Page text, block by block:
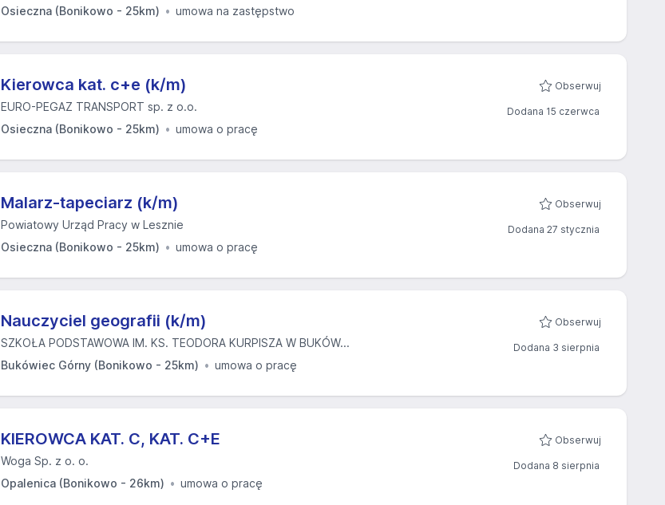
Osieczna (Bonikowo - 25km)
umowa na zastępstwo
Kierowca kat. c+e (k/m)
EURO-PEGAZ TRANSPORT sp. z o.o.
Osieczna (Bonikowo - 25km)
umowa o pracę
Obserwuj
Dodana 15 czerwca
Malarz-tapeciarz (k/m)
Powiatowy Urząd Pracy w Lesznie
Osieczna (Bonikowo - 25km)
umowa o pracę
Obserwuj
Dodana 27 stycznia
Nauczyciel geografii (k/m)
SZKOŁA PODSTAWOWA IM. KS. TEODORA KURPISZA W BUKÓW...
Bukówiec Górny (Bonikowo - 25km)
umowa o pracę
Obserwuj
Dodana 3 sierpnia
KIEROWCA KAT. C, KAT. C+E
Woga Sp. z o. o.
Opalenica (Bonikowo - 26km)
umowa o pracę
Obserwuj
Dodana 8 sierpnia